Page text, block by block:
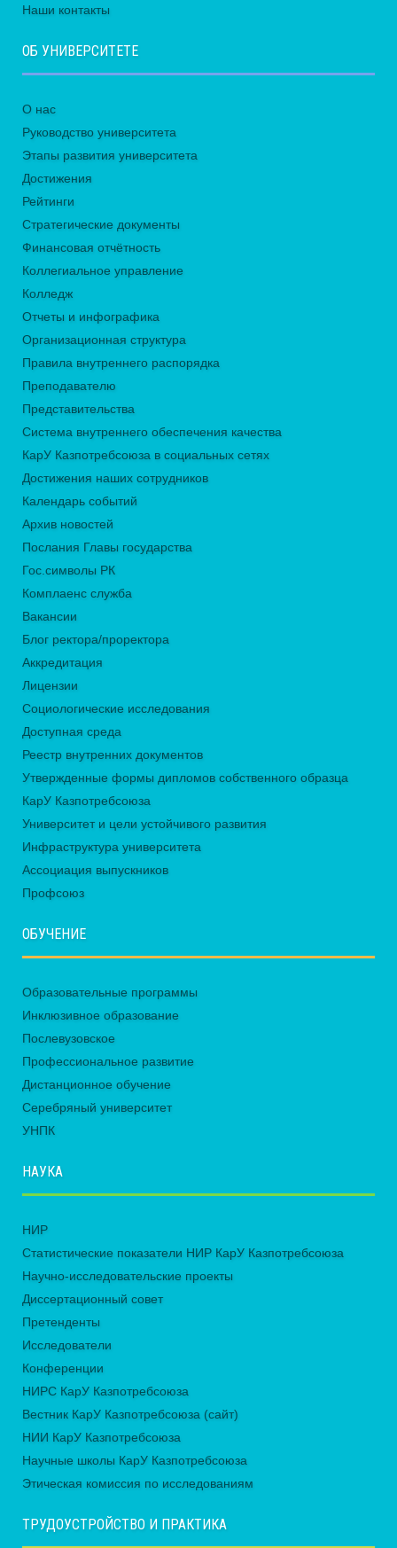
Наши контакты
ОБ УНИВЕРСИТЕТЕ
О нас
Руководство университета
Этапы развития университета
Достижения
Рейтинги
Стратегические документы
Финансовая отчётность
Коллегиальное управление
Колледж
Отчеты и инфографика
Организационная структура
Правила внутреннего распорядка
Преподавателю
Представительства
Система внутреннего обеспечения качества
КарУ Казпотребсоюза в социальных сетях
Достижения наших сотрудников
Календарь событий
Архив новостей
Послания Главы государства
Гос.символы РК
Комплаенс служба
Вакансии
Блог ректора/проректора
Аккредитация
Лицензии
Социологические исследования
Доступная среда
Реестр внутренних документов
Утвержденные формы дипломов собственного образца
КарУ Казпотребсоюза
Университет и цели устойчивого развития
Инфраструктура университета
Ассоциация выпускников
Профсоюз
ОБУЧЕНИЕ
Образовательные программы
Инклюзивное образование
Послевузовское
Профессиональное развитие
Дистанционное обучение
Серебряный университет
УНПК
НАУКА
НИР
Статистические показатели НИР КарУ Казпотребсоюза
Научно-исследовательские проекты
Диссертационный совет
Претенденты
Исследователи
Конференции
НИРС КарУ Казпотребсоюза
Вестник КарУ Казпотребсоюза (сайт)
НИИ КарУ Казпотребсоюза
Научные школы КарУ Казпотребсоюза
Этическая комиссия по исследованиям
ТРУДОУСТРОЙСТВО И ПРАКТИКА